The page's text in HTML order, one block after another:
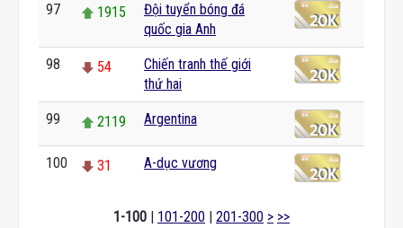
97 1915
Đội tuyển bóng đá
quốc gia Anh
98 54
Chiến tranh thế giới
thứ hai
99 2119 Argentina
100 31 A-dục vương
1-100 | 101-200 | 201-300 > >>